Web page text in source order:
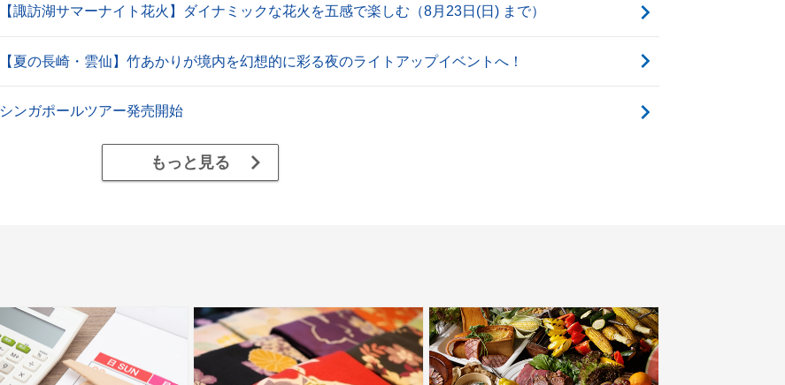
【諏訪湖サマーナイト花火】ダイナミックな花火を五感で楽しむ（8月23日(日) まで）
【夏の長崎・雲仙】竹あかりが境内を幻想的に彩る夜のライトアップイベントへ！
シンガポールツアー発売開始
もっと見る